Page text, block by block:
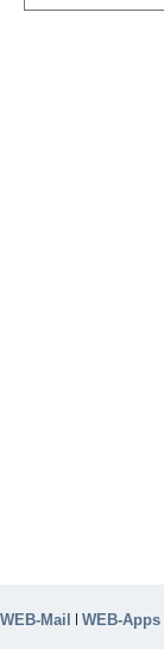
WEB-Mail | WEB-Apps